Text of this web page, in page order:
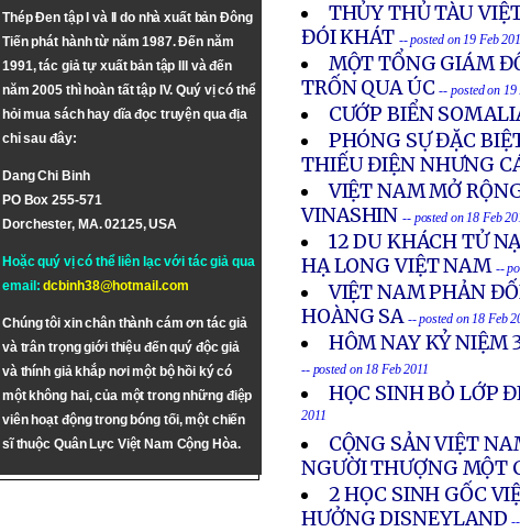
Thép Đen tập I và II do nhà xuất bản Đông
Tiến phát hành từ năm 1987. Đến năm
1991, tác giả tự xuất bản tập III và đến
năm 2005 thì hoàn tất tập IV. Quý vị có thể
hỏi mua sách hay dĩa đọc truyện qua địa
chỉ sau đây:
Dang Chi Binh
PO Box 255-571
Dorchester, MA. 02125, USA
Hoặc quý vị có thể liên lạc với tác giả qua
email:dcbinh38@hotmail.com
Chúng tôi xin chân thành cám ơn tác giả
và trân trọng giới thiệu đến quý độc giả
và thính giả khắp nơi một bộ hồi ký có
một không hai, của một trong những điệp
viên hoạt động trong bóng tối, một chiến
sĩ thuộc Quân Lực Việt Nam Cộng Hòa.
THỦY THỦ TÀU
ĐÓI KHÁT -- posted on 19 Feb
MỘT TỔNG GIÁM
TRỐN QUA ÚC -- posted on 19
CƯỚP BIỂN
PHÓNG SỰ ĐẶC
THIẾU ĐIỆN NHƯNG
VIỆT NAM MỞ
VINASHIN -- posted on 18 Feb
12 DU KHÁCH TỬ
HẠ LONG VIỆT NAM --
VIỆT NAM PHẢN
HOÀNG SA -- posted on 18 Feb
HÔM NAY KỶ NIỆM
-- posted on 18 Feb 2011
HỌC SINH BỎ LỚP
2011
CỘNG SẢN VIỆT
NGƯỜI THƯỢNG MỘT
2 HỌC SINH GỐC
HƯỞNG DISNEYLAND